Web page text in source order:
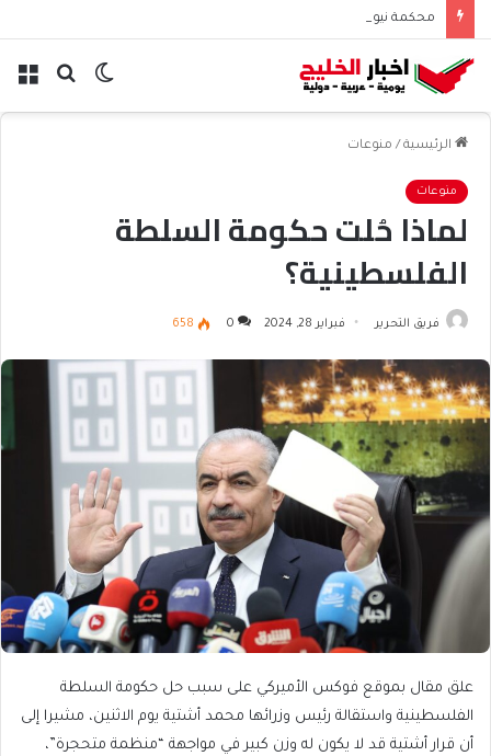
محكمة نيو مكسيكو تغرم ميتا نصف مليار دولار بسبب الأطفال
بحث الوضع
الرئيسية / منوعات
منوعات
لماذا حُلت حكومة السلطة
الفلسطينية؟
فريق التحرير فبراير 28, 2024 0
658
علق مقال بموقع فوكس الأميركي على سبب حل حكومة السلطة
الفلسطينية واستقالة رئيس وزرائها محمد أشتية يوم الاثنين، مشيرا إلى
أن قرار أشتية قد لا يكون له وزن كبير في مواجهة “منظمة متحجرة”،